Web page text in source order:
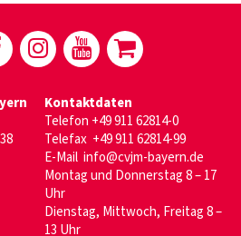
Kontaktdaten
Telefon +49 911 62814-0
Telefax +49 911 62814-99
E-Mail info@cvjm-bayern.de
Montag und Donnerstag 8 – 17
Uhr
Dienstag, Mittwoch, Freitag 8 –
13 Uhr